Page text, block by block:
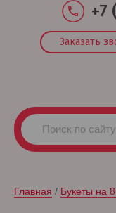
+7
Заказать
Главная / Букеты на